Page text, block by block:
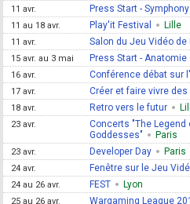
11 avr. Press Start -
11 au 18 avr. Play'it Festival Lille
11 avr. Salon du Jeu Vidéo de
15 avr. au 3 mai Press Start -
16 avr. Conférence débat sur
17 avr. Créer et faire vivre
18 avr. Retro vers le futur
23 avr.
Concerts "The Legend
Goddesses"
Paris
23 avr. Developer Day Paris
24 avr. Fenêtre sur le Jeu
24 au 26 avr. FEST Lyon
25 au 26 avr. Wargaming League